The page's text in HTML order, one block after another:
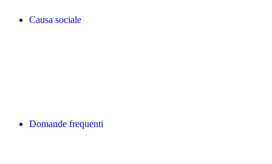
Causa sociale
Domande frequenti